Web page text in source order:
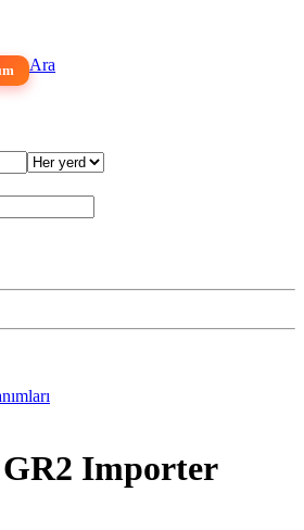
Ara
Importer